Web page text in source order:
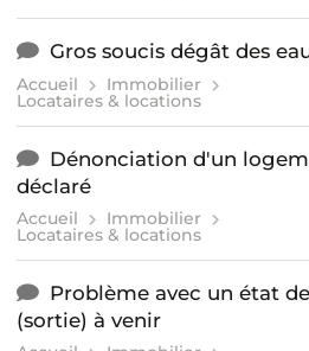
Gros soucis dégât des
Accueil Immobilier
Locataires & locations
Dénonciation d'un
déclaré
Accueil Immobilier
Locataires & locations
Problème avec un état
(sortie) à venir